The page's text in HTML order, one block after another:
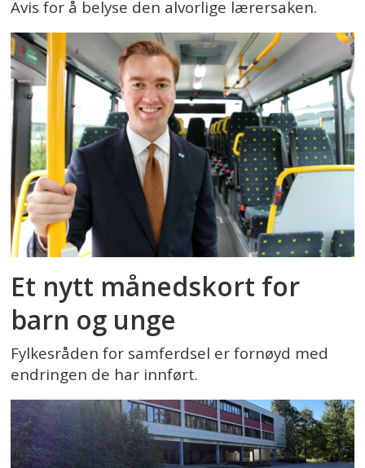
Avis for å belyse den alvorlige lærersaken.
Et nytt månedskort for
barn og unge
Fylkesråden for samferdsel er fornøyd med
endringen de har innført.